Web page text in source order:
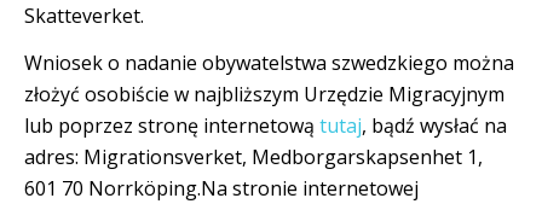
Skatteverket.
Wniosek o nadanie obywatelstwa szwedzkiego można
złożyć osobiście w najbliższym Urzędzie Migracyjnym
lub poprzez stronę internetową tutaj, bądź wysłać na
adres: Migrationsverket, Medborgarskapsenhet 1,
601 70 Norrköping.Na stronie internetowej